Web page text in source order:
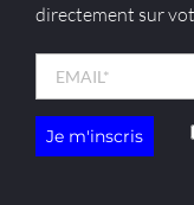
directement sur